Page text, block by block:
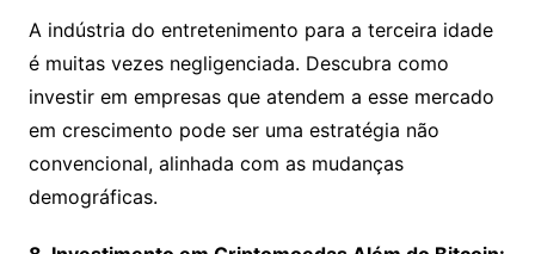
A indústria do entretenimento para a terceira idade
é muitas vezes negligenciada. Descubra como
investir em empresas que atendem a esse mercado
em crescimento pode ser uma estratégia não
convencional, alinhada com as mudanças
demográficas.